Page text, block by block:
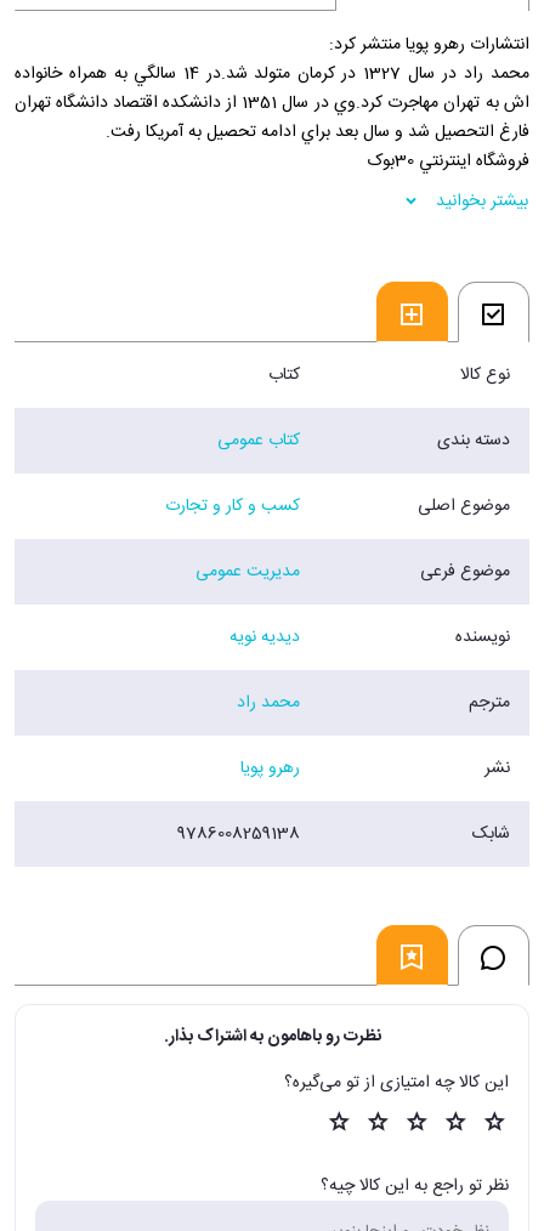
انتشارات رهرو پويا منتشر کرد:
محمد راد در سال 1327 در کرمان متولد شد.در 14 سالگي به همراه خانواده
اش به تهران مهاجرت کرد.وي در سال 1351 از دانشکده اقتصاد دانشگاه تهران
فارغ التحصيل شد و سال بعد براي ادامه تحصيل به آمريکا رفت.
فروشگاه اينترنتي 30بوک
بیشتر بخوانید
نوع کالا کتاب
دسته بندی کتاب عمومی
موضوع اصلی کسب و کار و تجارت
موضوع فرعی مدیریت عمومی
نویسنده دیدیه نویه
مترجم محمد راد
نشر رهرو پویا
شابک 9786008259138
نظرت رو باهامون به اشتراک بذار.
این کالا چه امتیازی از تو می‌گیره؟
نظر تو راجع به این کالا چیه؟